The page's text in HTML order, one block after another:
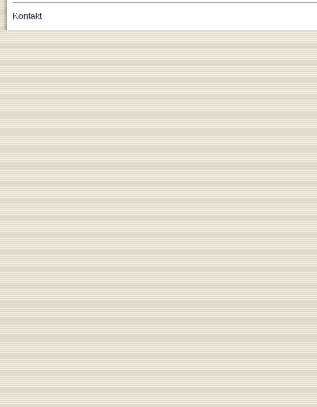
Kontakt